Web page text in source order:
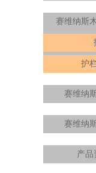
赛维纳斯
护
赛维纳
赛维纳
产品